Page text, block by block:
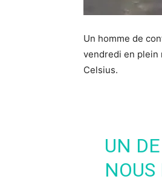
Un homme de
vendredi en plein
Celsius.
UN